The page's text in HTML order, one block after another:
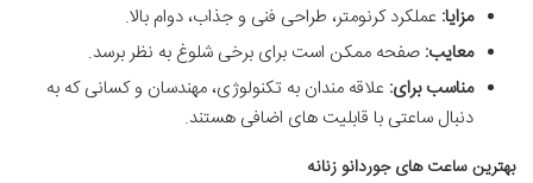
مزایا: عملکرد کرنومتر، طراحی فنی و جذاب، دوام بالا.
معایب: صفحه ممکن است برای برخی شلوغ به نظر برسد.
مناسب برای: علاقه مندان به تکنولوژی، مهندسان و کسانی که به
دنبال ساعتی با قابلیت های اضافی هستند.
بهترین ساعت های جوردانو زنانه